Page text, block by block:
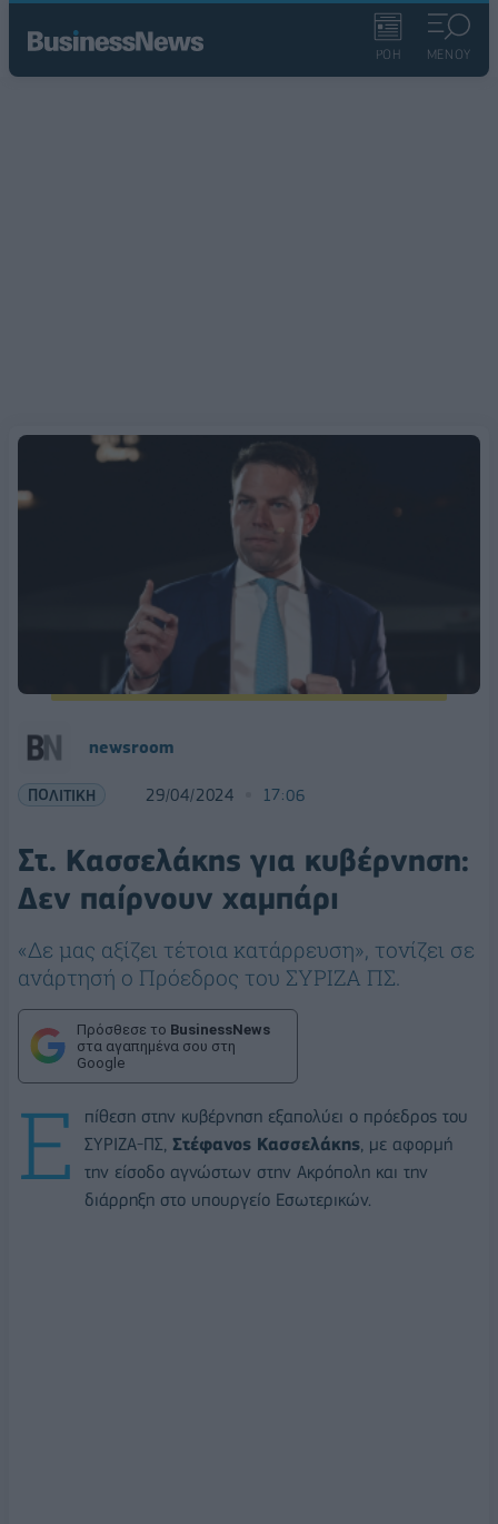
ΡΟΗ ΜΕΝΟΥ
newsroom
ΠΟΛΙΤΙΚΗ 29/04/2024 17:06
Στ. Κασσελάκης για κυβέρνηση:
Δεν παίρνουν χαμπάρι
«Δε μας αξίζει τέτοια κατάρρευση», τονίζει σε
ανάρτησή ο Πρόεδρος του ΣΥΡΙΖΑ ΠΣ.
Πρόσθεσε το BusinessNews
στα αγαπημένα σου στη
Google
Ε
πίθεση στην κυβέρνηση εξαπολύει ο πρόεδρος του
ΣΥΡΙΖΑ-ΠΣ, Στέφανος Κασσελάκης , με αφορμή
την είσοδο αγνώστων στην Ακρόπολη και την
διάρρηξη στο υπουργείο Εσωτερικών.